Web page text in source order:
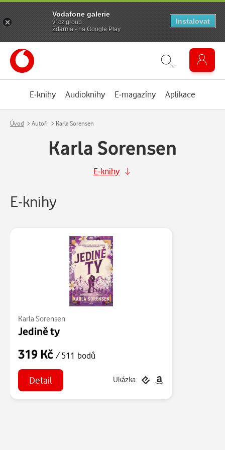
E-knihy Audioknihy E-magazíny Aplikace
Úvod Autoři Karla Sorensen
Karla Sorensen
E-knihy
E-knihy
Karla Sorensen
Jedině ty
319 Kč / 511 bodů
Detail Ukázka:
Vodafone galerie
vf.cz.group
Zdarma - na Google Play
Instalovat